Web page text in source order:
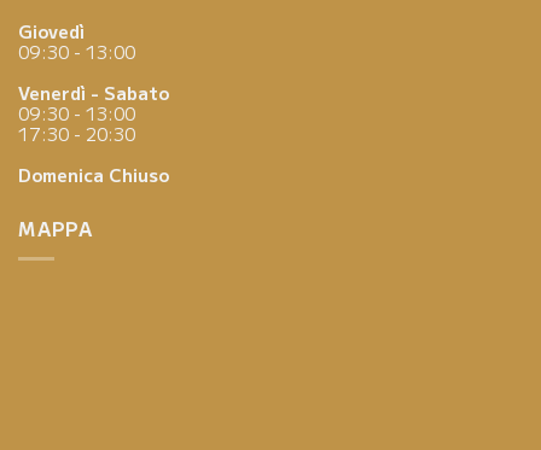
Giovedì
09:30 - 13:00
Venerdì - Sabato
09:30 - 13:00
17:30 - 20:30
Domenica Chiuso
MAPPA